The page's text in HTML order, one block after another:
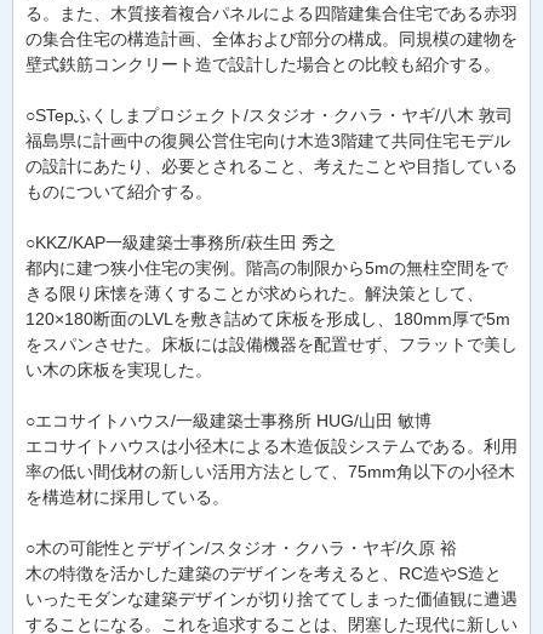
る。また、木質接着複合パネルによる四階建集合住宅である赤羽
の集合住宅の構造計画、全体および部分の構成。同規模の建物を
壁式鉄筋コンクリート造で設計した場合との比較も紹介する。
○STepふくしまプロジェクト/スタジオ・クハラ・ヤギ/八木 敦司
福島県に計画中の復興公営住宅向け木造3階建て共同住宅モデル
の設計にあたり、必要とされること、考えたことや目指している
ものについて紹介する。
○KKZ/KAP一級建築士事務所/萩生田 秀之
都内に建つ狭小住宅の実例。階高の制限から5mの無柱空間をで
きる限り床懐を薄くすることが求められた。解決策として、
120×180断面のLVLを敷き詰めて床板を形成し、180mm厚で5m
をスパンさせた。床板には設備機器を配置せず、フラットで美し
い木の床板を実現した。
○エコサイトハウス/一級建築士事務所 HUG/山田 敏博
エコサイトハウスは小径木による木造仮設システムである。利用
率の低い間伐材の新しい活用方法として、75mm角以下の小径木
を構造材に採用している。
○木の可能性とデザイン/スタジオ・クハラ・ヤギ/久原 裕
木の特徴を活かした建築のデザインを考えると、RC造やS造と
いったモダンな建築デザインが切り捨ててしまった価値観に遭遇
することになる。これを追求することは、閉塞した現代に新しい